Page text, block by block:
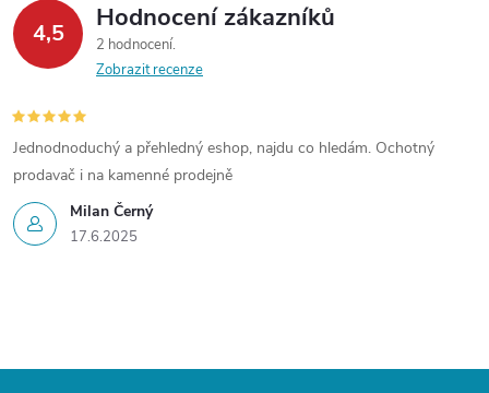
4,5 Hodnocení zákazníků
2 hodnocení
Zobrazit recenze
Milan Černý
17.6.2025
Jednodnoduchý a přehledný eshop, najdu co hledám. Ochotný
prodavač i na kamenné prodejně